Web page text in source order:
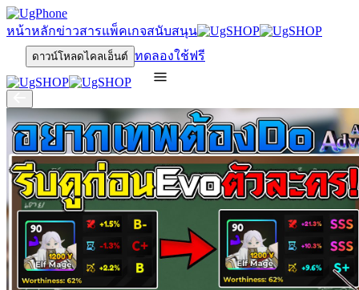
หน้าหลักข่าวสารแพ็คเกจสนับสนุน
ดาวน์โหลดไคลเอ็นต์ ทดลองใช้ฟรี